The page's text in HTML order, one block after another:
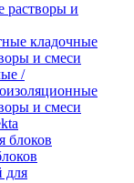
растворы и
кладочные
и смеси
/
и смеси
для